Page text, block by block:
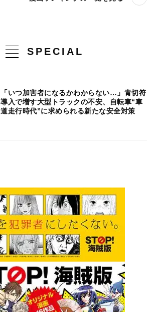
SPECIAL
「いつ加害者になるかわからない…」青切符
導入で増す大型トラックの不安、自転車“車
道走行時代”に求められる新たな安全対策